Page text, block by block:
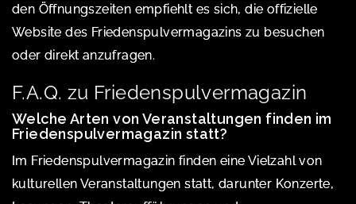
den Öffnungszeiten empfiehlt es sich, die offizielle
Website des Friedenspulvermagazins zu besuchen
oder direkt anzufragen.
F.A.Q. zu Friedenspulvermagazin
Welche Arten von Veranstaltungen finden im
Friedenspulvermagazin statt?
Im Friedenspulvermagazin finden eine Vielzahl von
kulturellen Veranstaltungen statt, darunter Konzerte,